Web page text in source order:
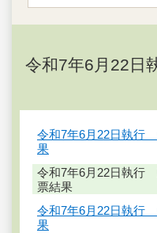
令和7年6月22日
令和7年6月22日執
果
令和7年6月22日執行
票結果
令和7年6月22日執
果